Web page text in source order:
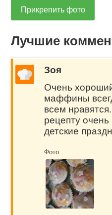
Прикрепить фото
Лучшие
Зоя
Очень
маффины
всем
рецепту
детские
Фото